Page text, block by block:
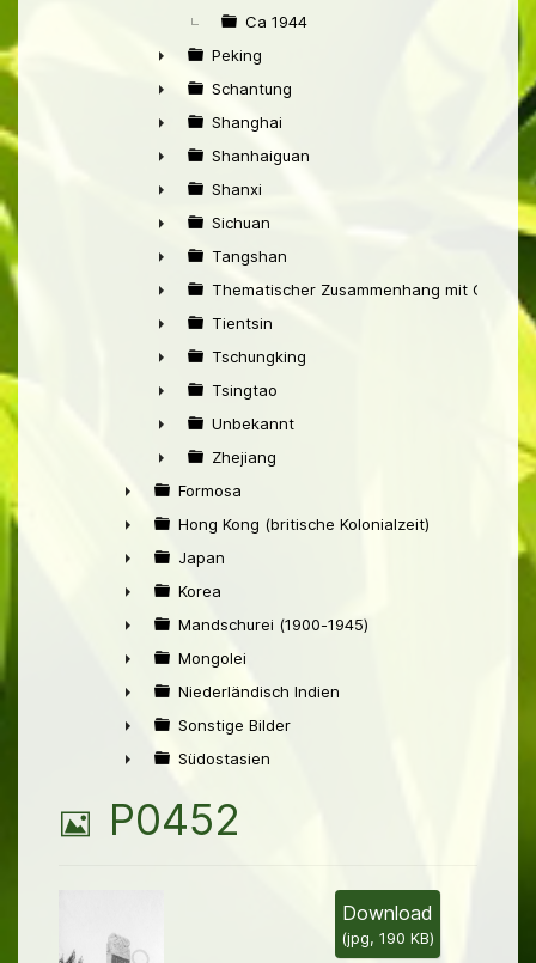
Ca 1944
►
Peking
►
Schantung
►
Shanghai
►
Shanhaiguan
►
Shanxi
►
Sichuan
►
Tangshan
►
Thematischer Zusammenhang mit China
►
Tientsin
►
Tschungking
►
Tsingtao
►
Unbekannt
►
Zhejiang
►
Formosa
►
Hong Kong (britische Kolonialzeit)
►
Japan
►
Korea
►
Mandschurei (1900-1945)
►
Mongolei
►
Niederländisch Indien
►
Sonstige Bilder
Südostasien
B
l
P0452
Download
(jpg, 190 KB)